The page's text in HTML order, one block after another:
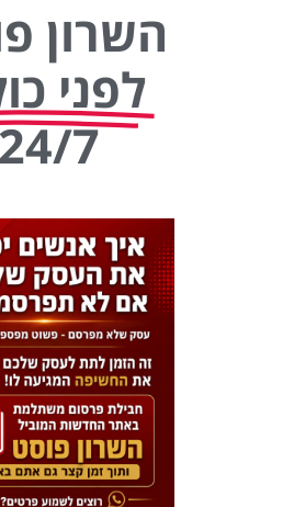
השרון
לפני
7